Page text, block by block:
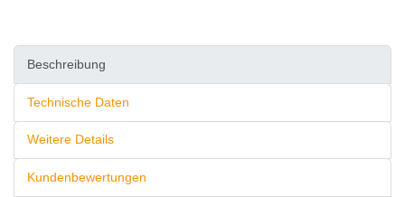
Beschreibung
Technische Daten
Weitere Details
Kundenbewertungen